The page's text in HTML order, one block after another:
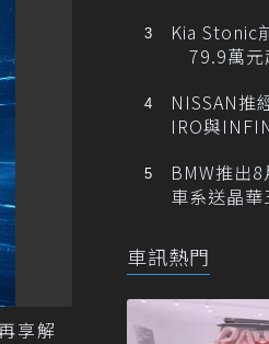
享解
Kia Stonic
79.9萬元
NISSAN
IRO與
BMW推出
車系送晶
車訊熱門